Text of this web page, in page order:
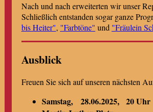
Nach und nach erweiterten wir unser
Schließlich entstanden sogar ganze
bis Heiter", "Farbtöne" und "Fräulein
Ausblick
Freuen Sie sich auf unseren nächsten
Samstag, 28.06.2025, 20 Uhr